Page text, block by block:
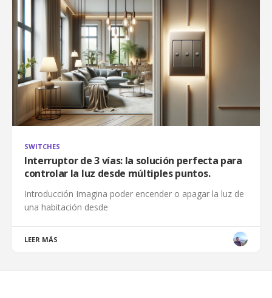
SWITCHES
Interruptor de 3 vías: la solución perfecta para
controlar la luz desde múltiples puntos.
Introducción Imagina poder encender o apagar la luz de
una habitación desde
LEER MÁS